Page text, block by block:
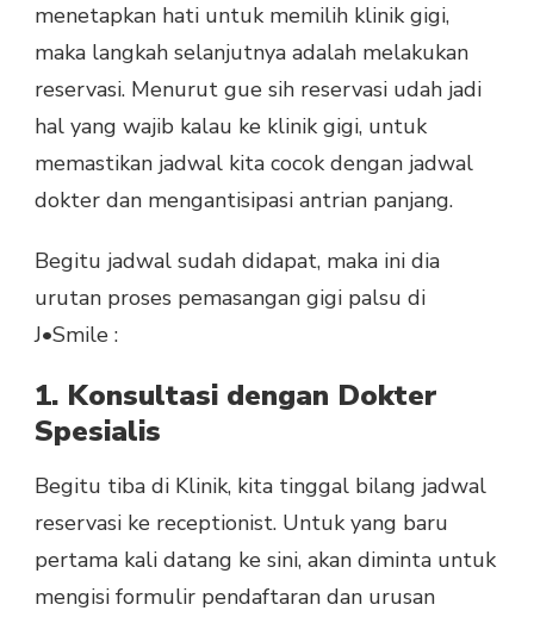
menetapkan hati untuk memilih klinik gigi,
maka langkah selanjutnya adalah melakukan
reservasi. Menurut gue sih reservasi udah jadi
hal yang wajib kalau ke klinik gigi, untuk
memastikan jadwal kita cocok dengan jadwal
dokter dan mengantisipasi antrian panjang.
Begitu jadwal sudah didapat, maka ini dia
urutan proses pemasangan gigi palsu di
J•Smile :
1. Konsultasi dengan Dokter
Spesialis
Begitu tiba di Klinik, kita tinggal bilang jadwal
reservasi ke receptionist. Untuk yang baru
pertama kali datang ke sini, akan diminta untuk
mengisi formulir pendaftaran dan urusan